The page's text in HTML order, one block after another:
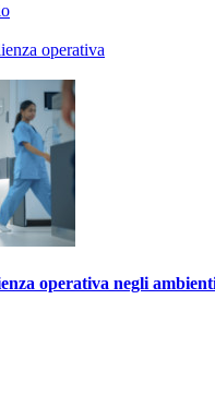
operativa
operativa negli